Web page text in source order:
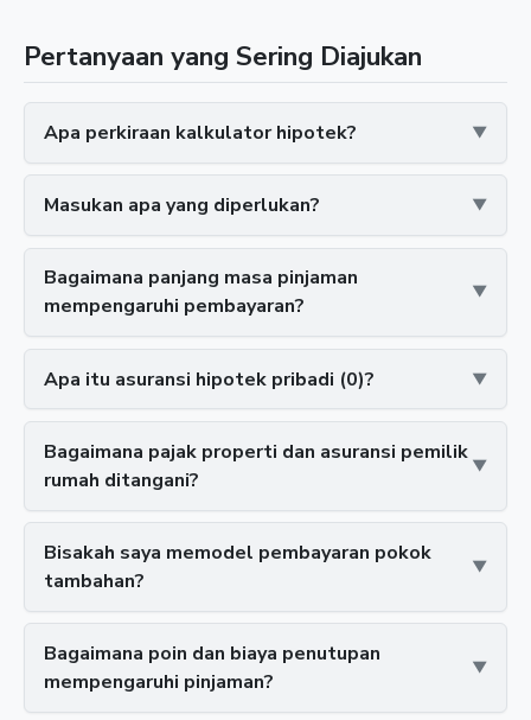
Pertanyaan yang Sering Diajukan
Apa perkiraan kalkulator hipotek?
Masukan apa yang diperlukan?
Bagaimana panjang masa pinjaman
mempengaruhi pembayaran?
Apa itu asuransi hipotek pribadi (0)?
Bagaimana pajak properti dan asuransi pemilik
rumah ditangani?
Bisakah saya memodel pembayaran pokok
tambahan?
Bagaimana poin dan biaya penutupan
mempengaruhi pinjaman?